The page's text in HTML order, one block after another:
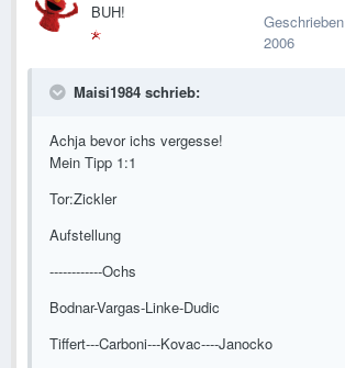
BUH! Geschrieben
2006
Maisi1984 schrieb:
Achja bevor ichs vergesse!
Mein Tipp 1:1
Tor:Zickler
Aufstellung
------------Ochs
Bodnar-Vargas-Linke-Dudic
Tiffert---Carboni---Kovac----Janocko